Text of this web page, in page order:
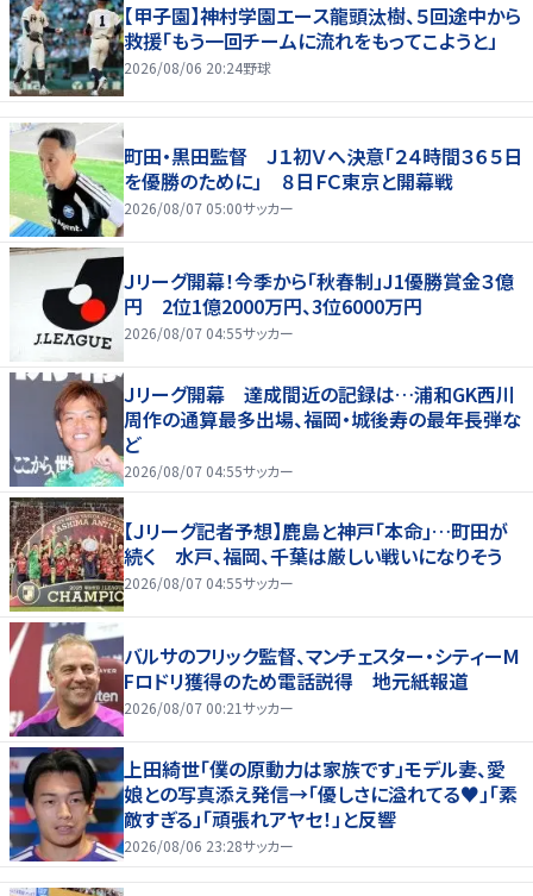
【甲子園】神村学園エース龍頭汰樹、５回途中から
救援「もう一回チームに流れをもってこようと」
2026/08/06 20:24野球
町田・黒田監督 Ｊ１初Ｖへ決意「２４時間３６５日
を優勝のために」 ８日ＦＣ東京と開幕戦
2026/08/07 05:00サッカー
Ｊリーグ開幕！今季から「秋春制」J1優勝賞金３億
円 2位1億2000万円、3位6000万円
2026/08/07 04:55サッカー
Ｊリーグ開幕 達成間近の記録は…浦和GK西川
周作の通算最多出場、福岡・城後寿の最年長弾な
ど
2026/08/07 04:55サッカー
【Ｊリーグ記者予想】鹿島と神戸「本命」…町田が
続く 水戸、福岡、千葉は厳しい戦いになりそう
2026/08/07 04:55サッカー
バルサのフリック監督、マンチェスター・シティーM
Fロドリ獲得のため電話説得 地元紙報道
2026/08/07 00:21サッカー
上田綺世「僕の原動力は家族です」モデル妻、愛
娘との写真添え発信→「優しさに溢れてる♥」「素
敵すぎる」「頑張れアヤセ！」と反響
2026/08/06 23:28サッカー